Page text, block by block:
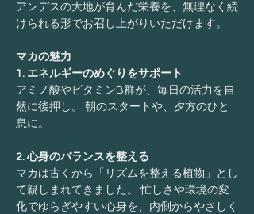
アンデスの大地が育んだ栄養を、無理なく続
けられる形でお召し上がりいただけます。
マカの魅力
1. エネルギーのめぐりをサポート
アミノ酸やビタミンB群が、毎日の活力を自
然に後押し。 朝のスタートや、夕方のひと
息に。
2. 心身のバランスを整える
マカは古くから「リズムを整える植物」とし
て親しまれてきました。 忙しさや環境の変
化でゆらぎやすい心身を、内側からやさしく